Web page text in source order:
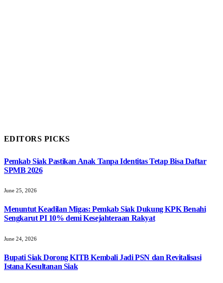
EDITORS PICKS
Pemkab Siak Pastikan Anak Tanpa Identitas Tetap Bisa Daftar
SPMB 2026
June 25, 2026
Menuntut Keadilan Migas: Pemkab Siak Dukung KPK Benahi
Sengkarut PI 10% demi Kesejahteraan Rakyat
June 24, 2026
Bupati Siak Dorong KITB Kembali Jadi PSN dan Revitalisasi
Istana Kesultanan Siak